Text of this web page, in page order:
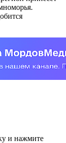
и нажмите